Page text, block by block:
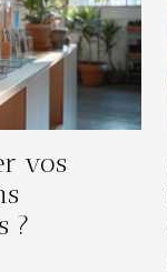
vos
?